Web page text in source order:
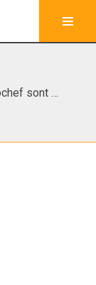
sont …